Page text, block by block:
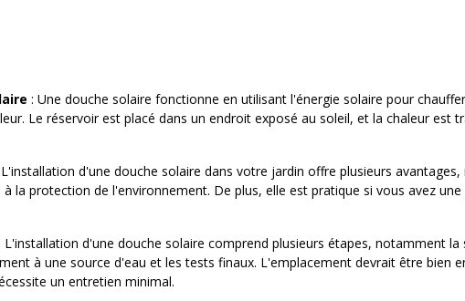
: Une douche solaire fonctionne en utilisant l'énergie solaire pour
Le réservoir est placé dans un endroit exposé au soleil, et la chaleur
d'une douche solaire dans votre jardin offre plusieurs
la protection de l'environnement. De plus, elle est pratique si vous avez
L'installation d'une douche solaire comprend plusieurs étapes, notamment
à une source d'eau et les tests finaux. L'emplacement devrait être bien
un entretien minimal.